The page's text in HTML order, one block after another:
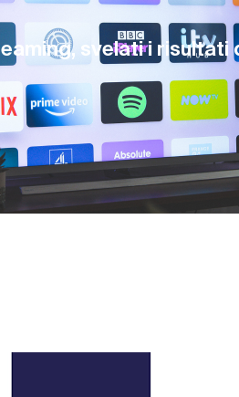
svelati i risultati